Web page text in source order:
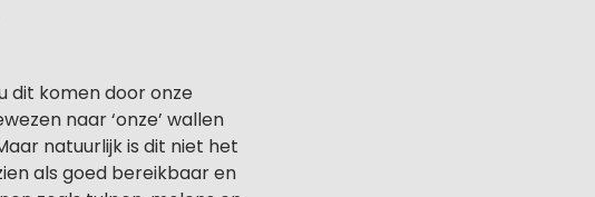
dit komen door onze
naar ‘onze’ wallen
natuurlijk is dit niet het
als goed bereikbaar en